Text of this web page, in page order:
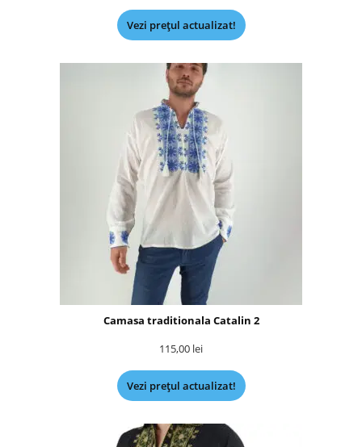
Vezi prețul actualizat!
Camasa traditionala Catalin 2
115,00 lei
Vezi prețul actualizat!